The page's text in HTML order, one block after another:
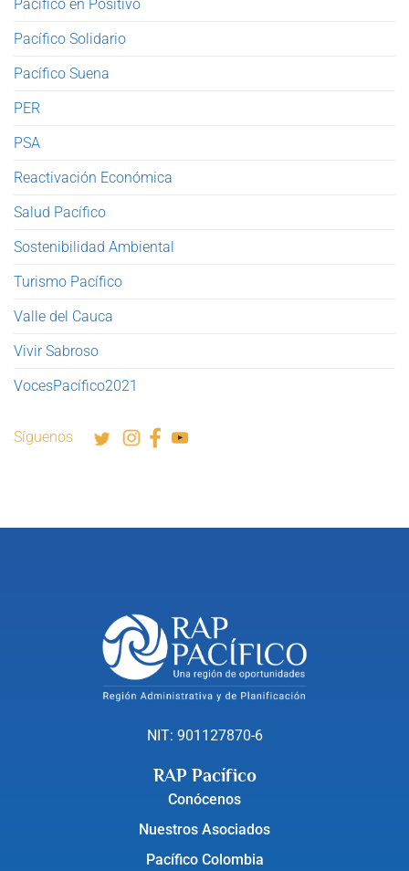
Pacífico en Positivo
Pacífico Solidario
Pacífico Suena
PER
PSA
Reactivación Económica
Salud Pacífico
Sostenibilidad Ambiental
Turismo Pacífico
Valle del Cauca
Vivir Sabroso
VocesPacífico2021
Síguenos
NIT: 901127870-6
RAP Pacífico
Conócenos
Nuestros Asociados
Pacífico Colombia